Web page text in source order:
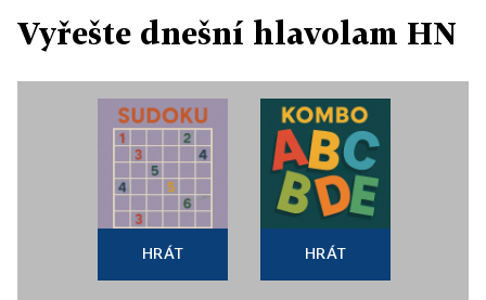
Vyřešte dnešní hlavolam HN
HRÁT HRÁT